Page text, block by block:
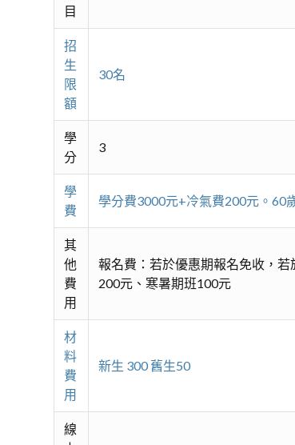
目
招
生
限
額
30名
學
分
3
學
費
學分費3000元+冷氣費200元。60
其
他
費
用
報名費：若於優惠期報名免收，
200元、寒暑期班100元
材
料
費
用
新生 300 舊生50
線